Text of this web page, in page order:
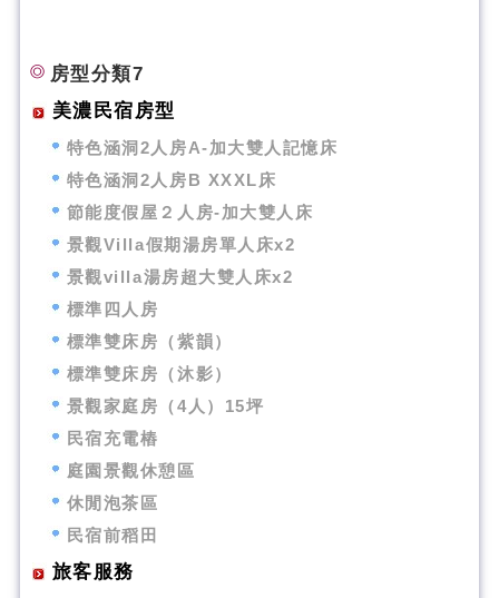
房型分類7
美濃民宿房型
特色涵洞2人房A-加大雙人記憶床
特色涵洞2人房B XXXL床
節能度假屋２人房-加大雙人床
景觀Villa假期湯房單人床x2
景觀villa湯房超大雙人床x2
標準四人房
標準雙床房（紫韻）
標準雙床房（沐影）
景觀家庭房（4人）15坪
民宿充電樁
庭園景觀休憩區
休閒泡茶區
民宿前稻田
旅客服務